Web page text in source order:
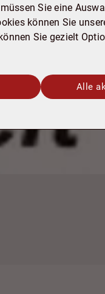
Sie eine
können Sie
Sie gezielt
Alle